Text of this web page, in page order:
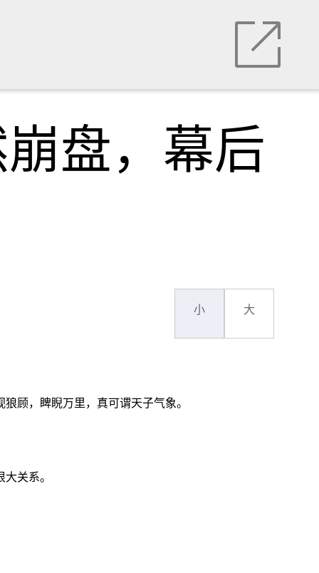
盘，幕后
小 大
顾，睥睨万里，真可谓天子气象。
关系。